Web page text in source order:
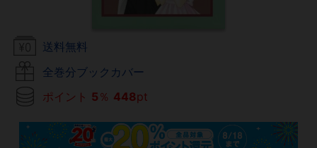
送料無料
全巻分ブックカバー
ポイント 5 ％ 448pt